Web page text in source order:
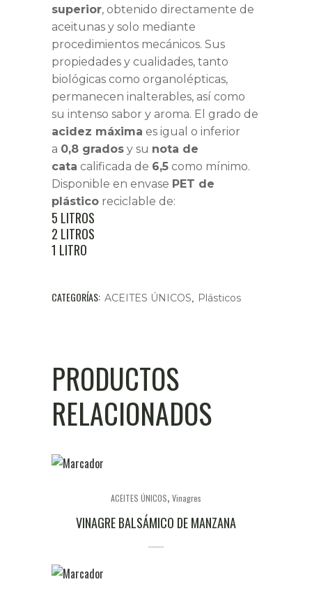
superior, obtenido directamente de
aceitunas y solo mediante
procedimientos mecánicos. Sus
propiedades y cualidades, tanto
biológicas como organolépticas,
permanecen inalterables, así como
su intenso sabor y aroma. El grado de
acidez máxima es igual o inferior
a 0,8 grados y su nota de
cata calificada de 6,5 como mínimo.
Disponible en envase PET de
plástico reciclable de:
5 LITROS
2 LITROS
1 LITRO
CATEGORÍAS: ACEITES ÚNICOS Plásticos
PRODUCTOS
RELACIONADOS
ACEITES ÚNICOS, Vinagres
VINAGRE BALSÁMICO DE MANZANA